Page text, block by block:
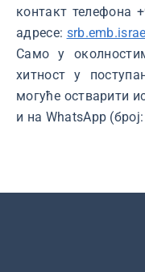
контакт телефона
адресе:
Само у
хитност у
могуће остварити
и на WhatsApp